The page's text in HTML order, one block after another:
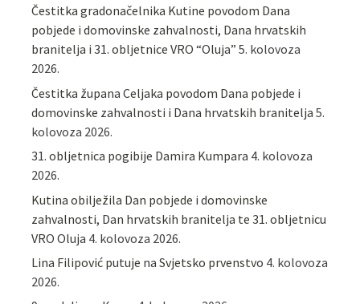
Čestitka gradonačelnika Kutine povodom Dana
pobjede i domovinske zahvalnosti, Dana hrvatskih
branitelja i 31. obljetnice VRO “Oluja” 5. kolovoza
2026.
Čestitka župana Celjaka povodom Dana pobjede i
domovinske zahvalnosti i Dana hrvatskih branitelja 5.
kolovoza 2026.
31. obljetnica pogibije Damira Kumpara 4. kolovoza
2026.
Kutina obilježila Dan pobjede i domovinske
zahvalnosti, Dan hrvatskih branitelja te 31. obljetnicu
VRO Oluja 4. kolovoza 2026.
Lina Filipović putuje na Svjetsko prvenstvo 4. kolovoza
2026.